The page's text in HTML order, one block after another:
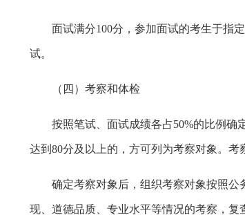
面试满分100分，参加面试的考生于指
试。
（四）考察和体检
按照笔试、面试成绩各占50%的比例确
达到 80分及以上的，方可列为考察对象。考
确定考察对象后，组织考察对象按照
现、道德品质、专业水平等情况的考察，复